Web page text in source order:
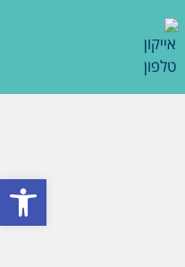
פתח